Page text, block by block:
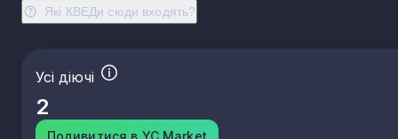
Які КВЕДи сюди входять?
Усі діючі
2
Подивитися в YC.Market
23.43 Виробництво керамічних електроізоляторів та
ізоляційної арматури
призначення
23.49 Виробництво інших керамічних виробів
23.52 Виробництво вапна та гіпсових сумішей